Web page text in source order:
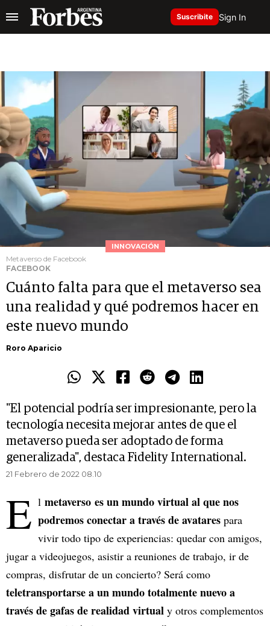
Suscribite Sign In
INNOVACIÓN
Metaverso de Facebook
FACEBOOK
Cuánto falta para que el metaverso sea
una realidad y qué podremos hacer en
este nuevo mundo
Roro Aparicio
"El potencial podría ser impresionante, pero la
tecnología necesita mejorar antes de que el
metaverso pueda ser adoptado de forma
generalizada", destaca Fidelity International.
21 Febrero de 2022 08.10
E l metaverso es un mundo virtual al que nos
podremos conectar a través de avatares para
vivir todo tipo de experiencias: quedar con amigos,
jugar a videojuegos, asistir a reuniones de trabajo, ir de
compras, disfrutar de un concierto? Será como
teletransportarse a un mundo totalmente nuevo a
través de gafas de realidad virtual y otros complementos